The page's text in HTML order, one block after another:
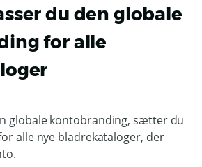
du den globale
for alle
globale kontobranding, sætter du
alle nye bladrekataloger, der